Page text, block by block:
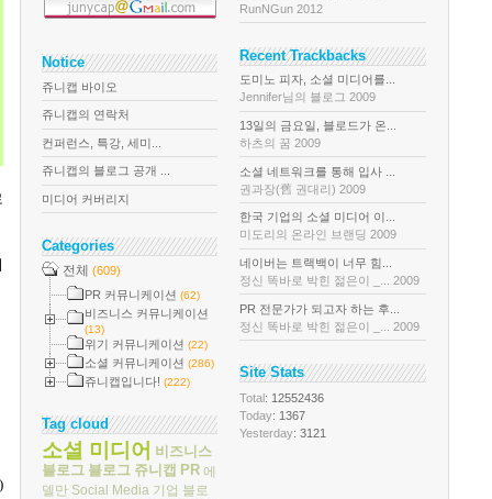
)
Notice
쥬니캡 바이오
쥬니캡의 연락처
컨퍼런스, 특강, 세미...
쥬니캡의 블로그 공개 ...
미디어 커버리지
Categories
전체 (609)
PR 커뮤니케이션 (62)
비즈니스 커뮤니케이션
(13)
위기 커뮤니케이션 (22)
소셜 커뮤니케이션 (286)
쥬니캡입니다! (222)
Tag cloud
소셜 미디어 비즈니스
블로그 블로그 쥬니캡 PR 에
델만 Social Media 기업 블로
RunNGun 2012
Recent Trackbacks
도미노 피자, 소셜 미디어를...
Jennifer님의 블로그 2009
13일의 금요일, 블로드가 온...
하츠의 꿈 2009
소셜 네트워크를 통해 입사 ...
권과장(舊 권대리) 2009
한국 기업의 소셜 미디어 이...
미도리의 온라인 브랜딩 2009
네이버는 트랙백이 너무 힘...
정신 똑바로 박힌 젊은이 _... 2009
PR 전문가가 되고자 하는 후...
정신 똑바로 박힌 젊은이 _... 2009
Site Stats
Total: 12552436
Today: 1367
Yesterday: 3121